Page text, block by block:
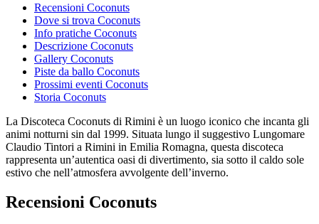
Recensioni Coconuts
Dove si trova Coconuts
Info pratiche Coconuts
Descrizione Coconuts
Gallery Coconuts
Piste da ballo Coconuts
Prossimi eventi Coconuts
Storia Coconuts
La Discoteca Coconuts di Rimini è un luogo iconico che incanta gli
animi notturni sin dal 1999. Situata lungo il suggestivo Lungomare
Claudio Tintori a Rimini in Emilia Romagna, questa discoteca
rappresenta un’autentica oasi di divertimento, sia sotto il caldo sole
estivo che nell’atmosfera avvolgente dell’inverno.
Recensioni Coconuts